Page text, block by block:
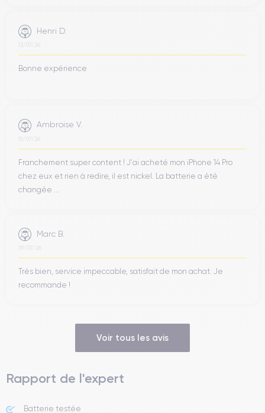
Batterie
3200 mAh eSIM
vous pouvez consulter la
Henri D.
12/07/26
Bonne expérience
Ambroise V.
10/07/26
Franchement super content ! J'ai acheté mon iPhone 14 Pro
chez eux et rien à redire, il est nickel. La batterie a été
changée ...
Marc B.
09/07/26
Très bien, service impeccable, satisfait de mon achat. Je
recommande !
Voir tous les avis
Rapport de l'expert
Batterie testée